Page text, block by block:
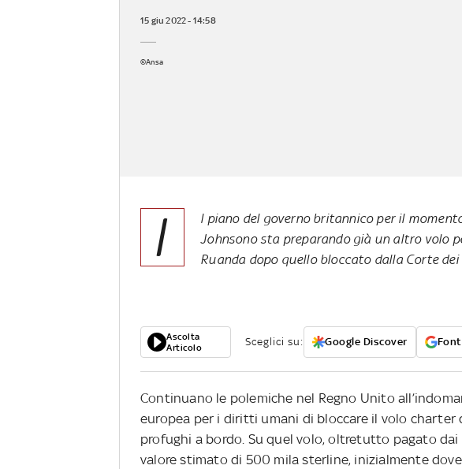
15 giu 2022 - 14:58
©Ansa
I
l piano del governo britannico per il
Johnsono sta preparando già un altro volo
Ruanda dopo quello bloccato dalla Corte
Ascolta
Articolo
Sceglici su: Google Discover
Continuano le polemiche nel Regno Unito
europea per i diritti umani di bloccare il volo charter
profughi a bordo. Su quel volo, oltretutto pagato
valore stimato di 500 mila sterline, inizialmente